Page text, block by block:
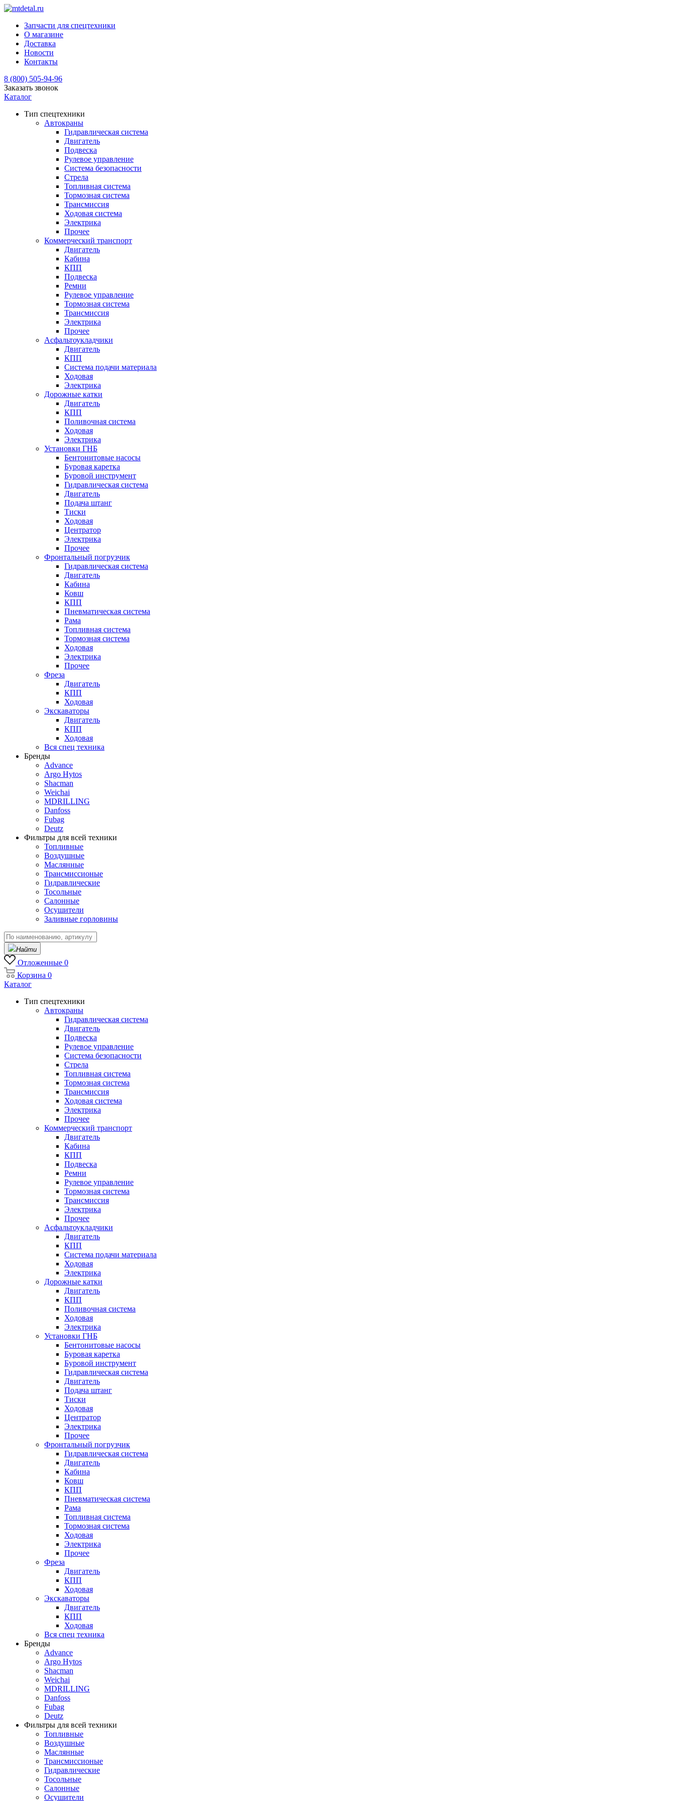
Запчасти для спецтехники
О магазине
Доставка
Новости
Контакты
8 (800) 505-94-96
Заказать звонок
Каталог
Тип спецтехники
Автокраны
Гидравлическая система
Двигатель
Подвеска
Рулевое управление
Система безопасности
Стрела
Топливная система
Тормозная система
Трансмиссия
Ходовая система
Электрика
Прочее
Коммерческий транспорт
Двигатель
Кабина
КПП
Подвеска
Ремни
Рулевое управление
Тормозная система
Трансмиссия
Электрика
Прочее
Асфальтоукладчики
Двигатель
КПП
Система подачи материала
Ходовая
Электрика
Дорожные катки
Двигатель
КПП
Поливочная система
Ходовая
Электрика
Установки ГНБ
Бентонитовые насосы
Буровая каретка
Буровой инструмент
Гидравлическая система
Двигатель
Подача штанг
Тиски
Ходовая
Центратор
Электрика
Прочее
Фронтальный погрузчик
Гидравлическая система
Двигатель
Кабина
Ковш
КПП
Пневматическая система
Рама
Топливная система
Тормозная система
Ходовая
Электрика
Прочее
Фреза
Двигатель
КПП
Ходовая
Экскаваторы
Двигатель
КПП
Ходовая
Вся спец техника
Бренды
Advance
Argo Hytos
Shacman
Weichai
MDRILLING
Danfoss
Fubag
Deutz
Фильтры для всей техники
Топливные
Воздушные
Маслянные
Трансмиссионые
Гидравлические
Тосольные
Салонные
Осушители
Заливные горловины
Найти
Отложенные 0
Корзина 0
Каталог
Тип спецтехники
Автокраны
Гидравлическая система
Двигатель
Подвеска
Рулевое управление
Система безопасности
Стрела
Топливная система
Тормозная система
Трансмиссия
Ходовая система
Электрика
Прочее
Коммерческий транспорт
Двигатель
Кабина
КПП
Подвеска
Ремни
Рулевое управление
Тормозная система
Трансмиссия
Электрика
Прочее
Асфальтоукладчики
Двигатель
КПП
Система подачи материала
Ходовая
Электрика
Дорожные катки
Двигатель
КПП
Поливочная система
Ходовая
Электрика
Установки ГНБ
Бентонитовые насосы
Буровая каретка
Буровой инструмент
Гидравлическая система
Двигатель
Подача штанг
Тиски
Ходовая
Центратор
Электрика
Прочее
Фронтальный погрузчик
Гидравлическая система
Двигатель
Кабина
Ковш
КПП
Пневматическая система
Рама
Топливная система
Тормозная система
Ходовая
Электрика
Прочее
Фреза
Двигатель
КПП
Ходовая
Экскаваторы
Двигатель
КПП
Ходовая
Вся спец техника
Бренды
Advance
Argo Hytos
Shacman
Weichai
MDRILLING
Danfoss
Fubag
Deutz
Фильтры для всей техники
Топливные
Воздушные
Маслянные
Трансмиссионые
Гидравлические
Тосольные
Салонные
Осушители